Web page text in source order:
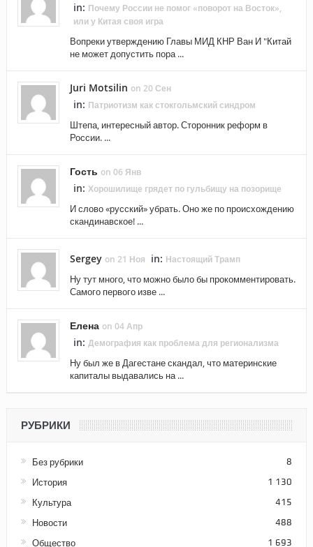
in: Почему России не помог «поворот на Восток»,
или у Китая своя игра
Вопреки утверждению Главы МИД КНР Ван И "Китай
не может допустить пора ...
Juri Motsilin on 20 Сен
in: Патриотизм как стокгольмский синдром
Штепа, интересный автор. Сторонник реформ в
России. ...
Гость on 06 Янв
in: Хорошилище грядет по гульбищу на позорище
И слово «русский» убрать. Оно же по происхождению
скандинавское! ...
Sergey on 21 Ноя in: Настоящий Трамп
Ну тут много, что можно было бы прокомментировать.
Самого первого изве ...
Елена on 04 Апр
in: Демография как проблема для регионализма
Ну был же в Дагестане скандал, что материнские
капиталы выдавались на ...
РУБРИКИ
Без рубрики 8
История 1 130
Культура 415
Новости 488
Общество 1 693